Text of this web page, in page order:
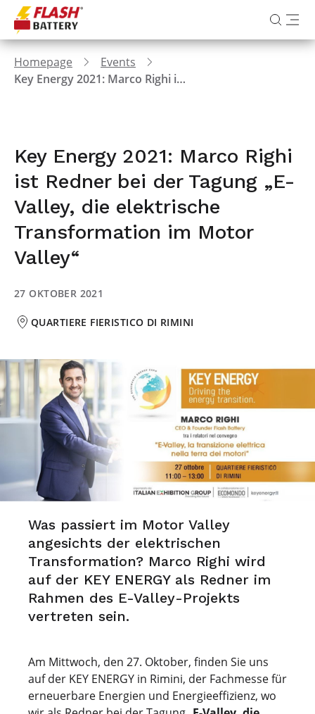
Homepage
Events
Key Energy 2021: Marco Righi ist Redner bei der Tagung „E-Valley, die elektrische Transformation im Motor Valley“
Key Energy 2021: Marco Righi
ist Redner bei der Tagung „E-
Valley, die elektrische
Transformation im Motor
Valley“
27 OKTOBER 2021
QUARTIERE FIERISTICO DI RIMINI
Was passiert im Motor Valley
angesichts der elektrischen
Transformation? Marco Righi wird
auf der KEY ENERGY als Redner im
Rahmen des E-Valley-Projekts
vertreten sein.
Am Mittwoch, den 27. Oktober, finden Sie uns
auf der KEY ENERGY in Rimini, der Fachmesse für
erneuerbare Energien und Energieeffizienz, wo